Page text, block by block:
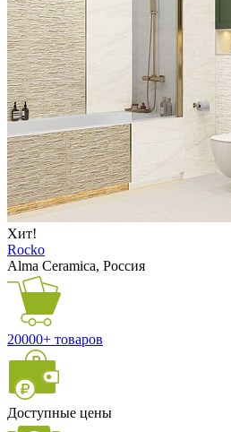
Хит!
Rocko
Alma Ceramica, Россия
20000+ товаров
Доступные цены